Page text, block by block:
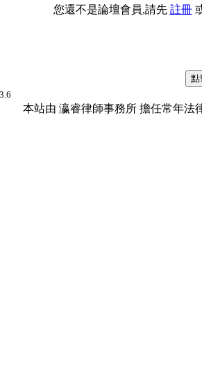
您還不是論壇會員,請先 註冊
本站由 瀛睿律師事務所 擔任常年法